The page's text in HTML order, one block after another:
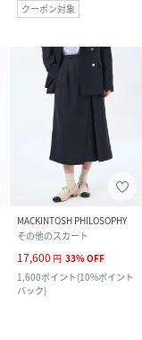
クーポン対象
MACKINTOSH PHILOSOPHY
その他のスカート
17,600 円 33%OFF
1,600ポイント(10%ポイント
バック)